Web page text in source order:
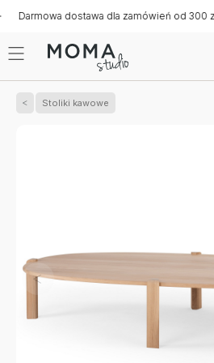
dostawa dla zamówień od 300 zł
Stoliki kawowe